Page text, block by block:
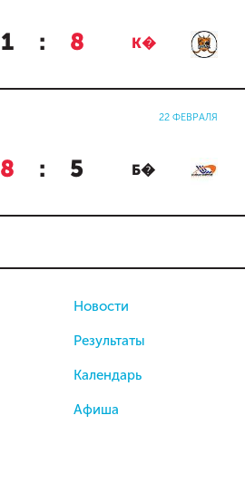
1 : 8 К�
22 ФЕВРАЛЯ
8 : 5 Б�
Новости
Результаты
Календарь
Афиша